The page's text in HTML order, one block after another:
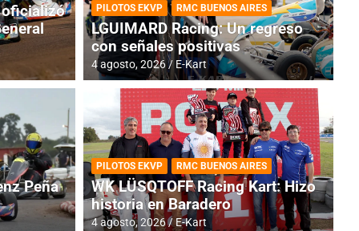
RMC BUENOS AIRES
Cerró una jornada
oficializó
Peña
PILOTOS EKVP RMC BUENOS AIRES
LGUIMARD Racing: Un regreso
con señales positivas
4 agosto, 2026 E-Kart
PILOTOS EKVP RMC BUENOS AIRES
WK LÜSQTOFF Racing Kart: Hizo
historia en Baradero
4 agosto, 2026 E-Kart